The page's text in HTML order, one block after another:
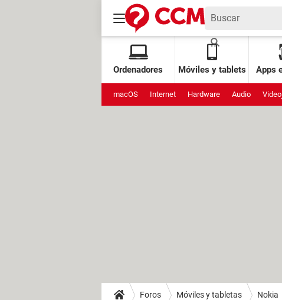
Ordenadores Móviles y tablets Apps
macOS Internet Hardware Audio
Foros Móviles y tabletas Nokia